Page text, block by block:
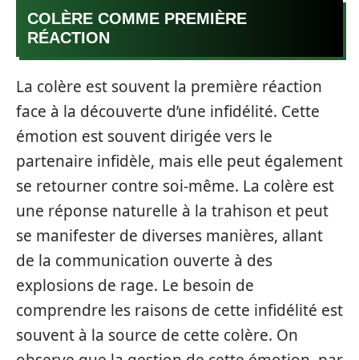
COLÈRE COMME PREMIÈRE
RÉACTION
La colère est souvent la première réaction
face à la découverte d’une infidélité. Cette
émotion est souvent dirigée vers le
partenaire infidèle, mais elle peut également
se retourner contre soi-même. La colère est
une réponse naturelle à la trahison et peut
se manifester de diverses manières, allant
de la communication ouverte à des
explosions de rage. Le besoin de
comprendre les raisons de cette infidélité est
souvent à la source de cette colère. On